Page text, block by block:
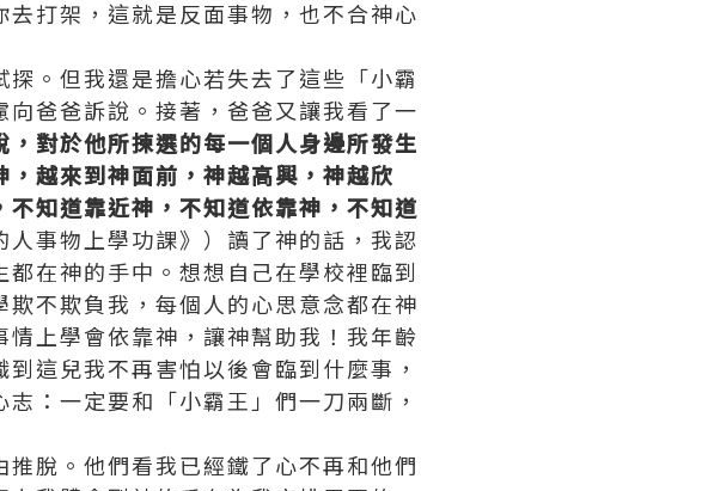
打架，這就是反面事物，也不合神心
。但我還是擔心若失去了這些「小霸
爸爸訴說。接著，爸爸又讓我看了一
對於他所揀選的每一個人身邊所發生
越來到神面前，神越高興，神越欣
知道靠近神，不知道依靠神，不知道
人事物上學功課》）讀了神的話，我認
在神的手中。想想自己在學校裡臨到
不欺負我，每個人的心思意念都在神
上學會依靠神，讓神幫助我！我年齡
這兒我不再害怕以後會臨到什麼事，
：一定要和「小霸王」們一刀兩斷，
脫。他們看我已經鐵了心不再和他們